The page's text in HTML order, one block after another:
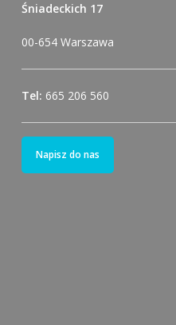
Śniadeckich 17
00-654 Warszawa
Tel: 665 206 560
Napisz do nas